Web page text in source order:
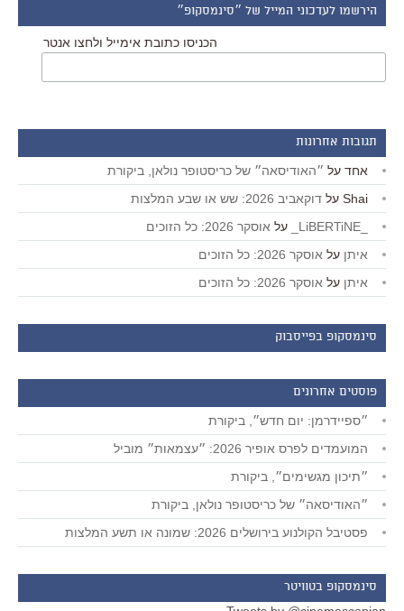
הירשמו לעדכוני המייל של ״סינמסקופ״
הכניסו כתובת אימייל ולחצו אנטר
תגובות אחרונות
אחד על ״האודיסאה״ של כריסטופר נולאן, ביקורת
Shai על דוקאביב 2026: שש או שבע המלצות
על אוסקר 2026: כל הזוכים
איתן על אוסקר 2026: כל הזוכים
איתן על אוסקר 2026: כל הזוכים
סינמסקופ בפייסבוק
פוסטים אחרונים
״ספיידרמן: יום חדש״, ביקורת
המועמדים לפרס אופיר 2026: ״עצמאות״ מוביל
״תיכון מגשימים״, ביקורת
״האודיסאה״ של כריסטופר נולאן, ביקורת
פסטיבל הקולנוע בירושלים 2026: שמונה או תשע המלצות
סינמסקופ בטוויטר